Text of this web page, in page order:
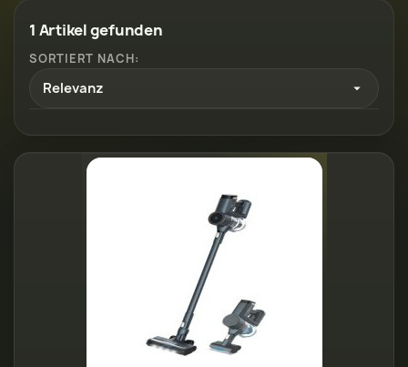
1 Artikel gefunden
SORTIERT NACH:
Relevanz 